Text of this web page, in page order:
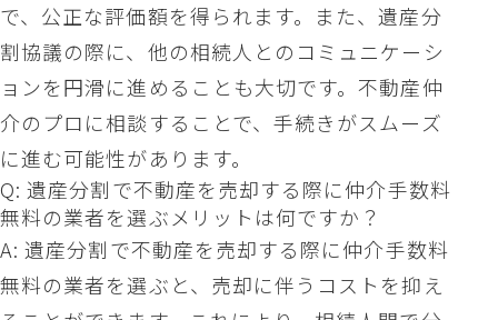
で、公正な評価額を得られます。また、遺産分
割協議の際に、他の相続人とのコミュニケーシ
ョンを円滑に進めることも大切です。不動産仲
介のプロに相談することで、手続きがスムーズ
に進む可能性があります。
Q: 遺産分割で不動産を売却する際に仲介手数料
無料の業者を選ぶメリットは何ですか？
A: 遺産分割で不動産を売却する際に仲介手数料
無料の業者を選ぶと、売却に伴うコストを抑え